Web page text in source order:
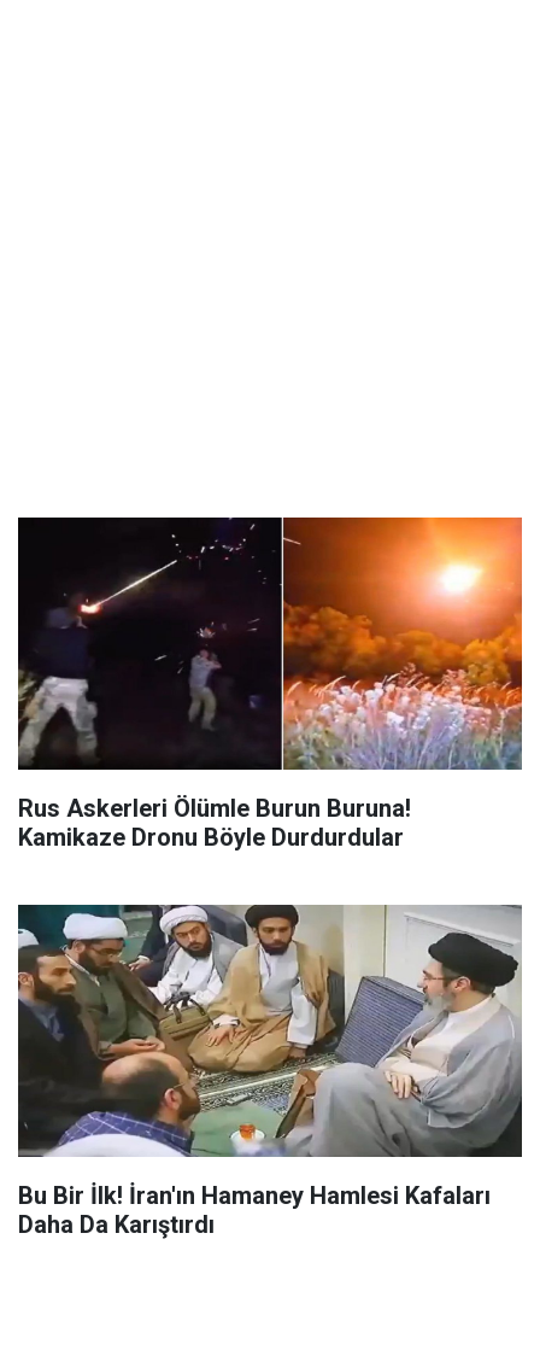
Rus Askerleri Ölümle Burun Buruna!
Kamikaze Dronu Böyle Durdurdular
Bu Bir İlk! İran'ın Hamaney Hamlesi Kafaları
Daha Da Karıştırdı